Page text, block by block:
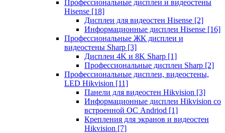
Профессиональные дисплеи и видеостены
Hisense [18]
Дисплеи для видеостен Hisense [2]
Информационные дисплеи Hisense [16]
Профессиональные ЖК дисплеи и
видеостены Sharp [3]
Дисплеи 4K и 8K Sharp [1]
Профессиональные дисплеи Sharp [2]
Профессиональные дисплеи, видеостены,
LED Hikvision [11]
Панели для видеостен Hikvision [3]
Информационные дисплеи Hikvision со
встроенной ОС Andriod [1]
Крепления для экранов и видеостен
Hikvision [7]